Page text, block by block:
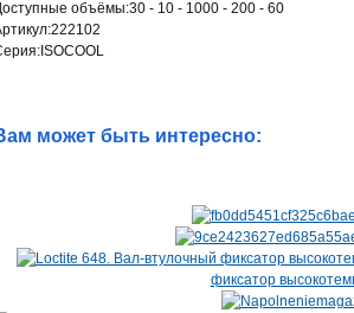
объёмы:30 - 10 - 1000 - 200 - 60
может быть интересно:
фиксатор